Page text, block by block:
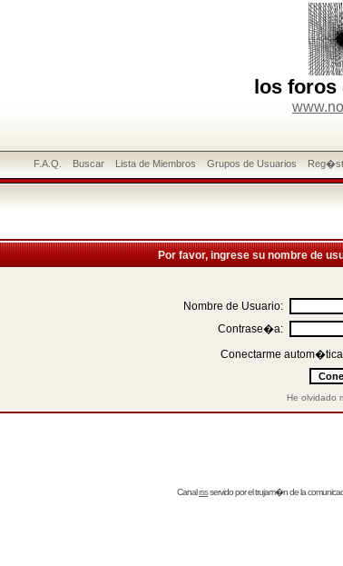
los foros
F.A.Q. Buscar Lista de Miembros Grupos de Usuarios
Por favor, ingrese su nombre de
Nombre de Usuario:
Contrase�a:
Conectarme
He olvidado
Canalrssservido por eltrujam�nde la